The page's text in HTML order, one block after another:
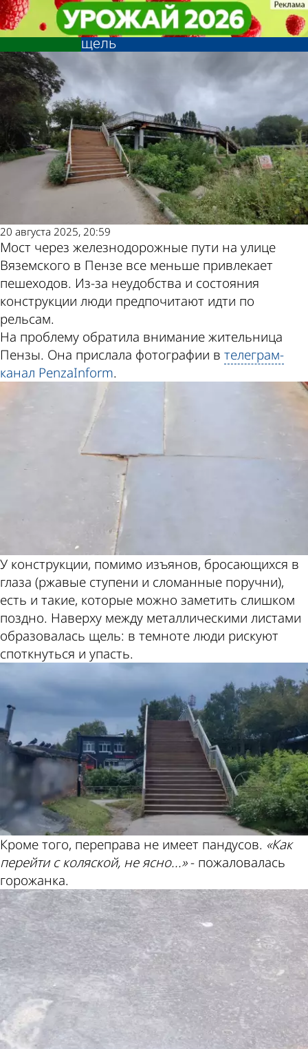
На мосту через железную дорогу
на ул. Вяземского появилась
щель
Глас народа
20 августа 2025, 20:59
Мост через железнодорожные пути на улице
Вяземского в Пензе все меньше привлекает
пешеходов. Из-за неудобства и состояния
конструкции люди предпочитают идти по
рельсам.
На проблему обратила внимание жительница
Пензы. Она прислала фотографии в телеграм-
канал PenzaInform.
У конструкции, помимо изъянов, бросающихся в
глаза (ржавые ступени и сломанные поручни),
есть и такие, которые можно заметить слишком
поздно. Наверху между металлическими листами
образовалась щель: в темноте люди рискуют
споткнуться и упасть.
Кроме того, переправа не имеет пандусов. «Как
перейти с коляской, не ясно...»- пожаловалась
горожанка.
На мосту через железную дорогу
на ул. Вяземского появилась
щель
Глас народа
Другие
новости по
теме
Погода и
курсы валют
в Пензе